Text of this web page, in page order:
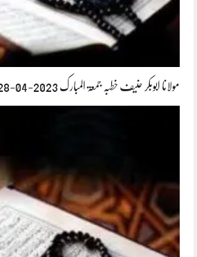
مولانا ابوبکر حنیف خطبہ جمعۃ المبارک 2023-04-28